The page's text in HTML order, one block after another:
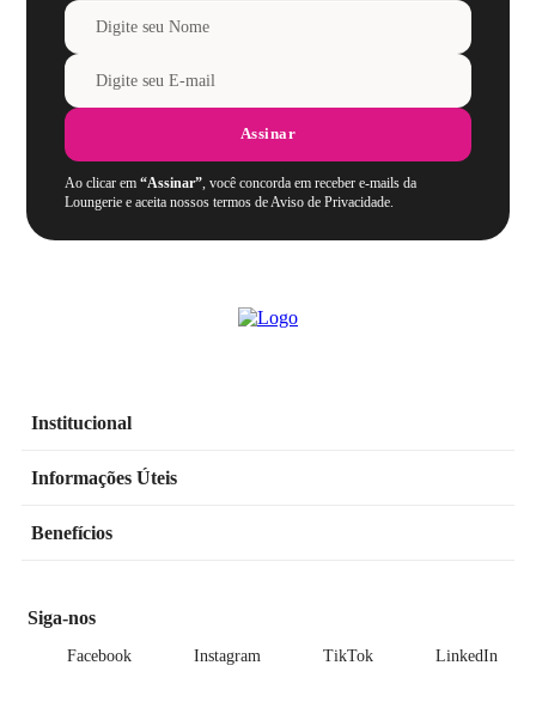
Assinar
Ao clicar em“Assinar”, você concorda em receber e-mails da
Loungerie e aceita nossos termos de Aviso de Privacidade.
Institucional
Informações Úteis
Benefícios
Siga-nos
Facebook Instagram TikTok LinkedIn